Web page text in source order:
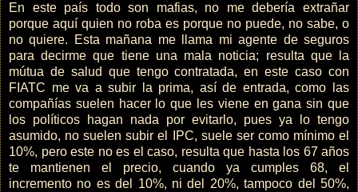
En este país todo son mafias, no me debería extrañar
porque aquí quien no roba es porque no puede, no sabe, o
no quiere. Esta mañana me llama mi agente de seguros
para decirme que tiene una mala noticia; resulta que la
mútua de salud que tengo contratada, en este caso con
FIATC me va a subir la prima, así de entrada, como las
compañías suelen hacer lo que les viene en gana sin que
los políticos hagan nada por evitarlo, pues ya lo tengo
asumido, no suelen subir el IPC, suele ser como mínimo el
10%, pero este no es el caso, resulta que hasta los 67 años
te mantienen el precio, cuando ya cumples 68, el
incremento no es del 10%, ni del 20%, tampoco del 50%,